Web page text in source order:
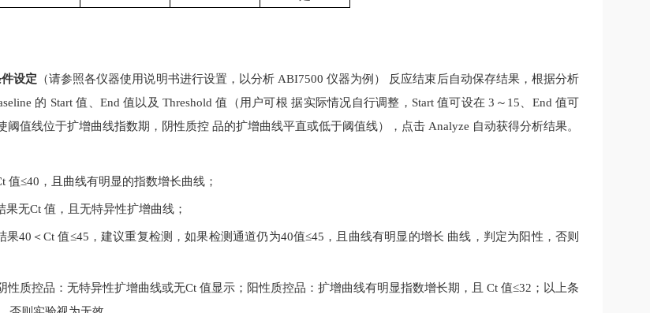
设定 （请参照各仪器使用说明书进行设置，以分析 ABI7500仪器为例）
反应结束后自动保存结果，根据分析
的 Start值、 End值以及 Threshold值（用户可根 据实际情况自行调整， Start值可设在 3 ～ 15 End 值可
阈值线位于扩增曲线指数期，阴性质控品的扩增曲线平直或低于阈值线），点击 Analyze 自动获得分析结果。
值≤40 ，且曲线有明显的指数增长曲线；
果无Ct 值，且无特异性扩增曲线；
果40 ＜Ct值≤45 ，建议重复检测，如果检测通道仍为40值≤45 ，且曲线有明显的增长 曲线，判定为阳性，否则
性质控品：无特异性扩增曲线或无Ct 值显示；阳性质控品：扩增曲线有明显指数增长期，且 Ct值≤32 ；以上条